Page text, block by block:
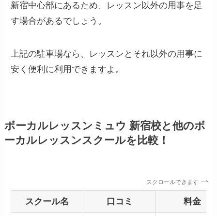
新宿中心部にあるため、レッスン以外の用事を足
す場合があるでしょう。
上記の駐車場なら、レッスンとそれ以外の用事に
安く便利に利用できますよ。
ボーカルレッスンミュウ 新宿校と他のボ
ーカルレッスンスクールを比較！
スクロールできます
スクール名 口コミ 料金